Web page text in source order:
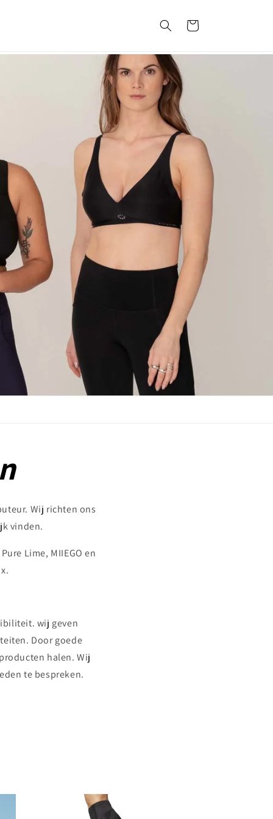
Winkelwagen
Wij richten ons
vinden.
Lime, MIIEGO en
wij geven
Door goede
halen. Wij
te bespreken.